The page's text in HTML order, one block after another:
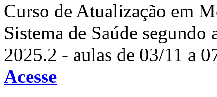
Curso de Atualização em
Sistema de Saúde
2025.2 - aulas de 03/11 a
Acesse